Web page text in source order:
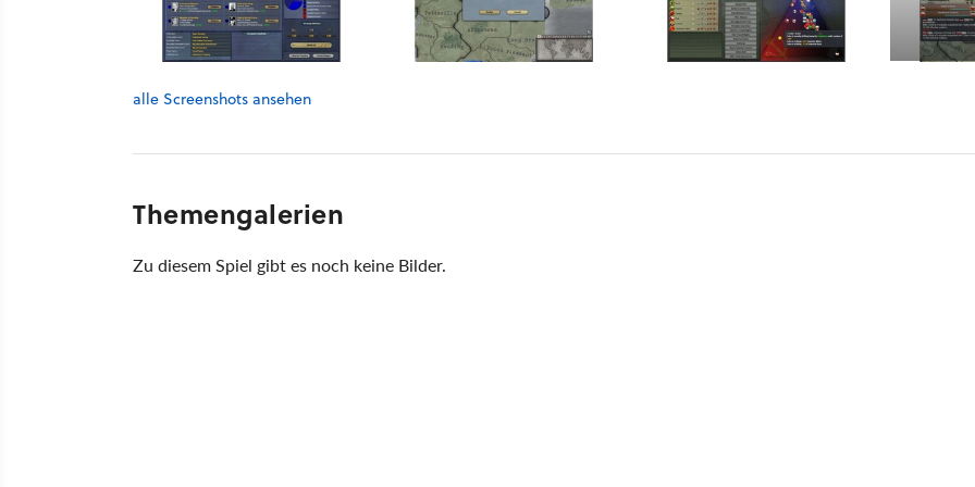
alle Screenshots ansehen
Themengalerien
Zu diesem Spiel gibt es noch keine Bilder.